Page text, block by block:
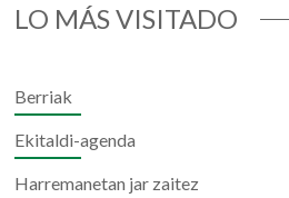
LO MÁS VISITADO
Berriak
Ekitaldi-agenda
Harremanetan jar zaitez